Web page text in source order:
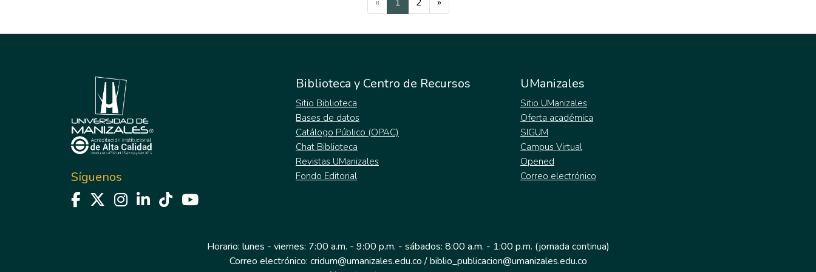
Síguenos
Biblioteca y Centro de Recursos
Sitio Biblioteca
Bases de datos
Catálogo Público (OPAC)
Chat Biblioteca
Revistas UManizales
Fondo Editorial
UManizales
Sitio UManizales
Oferta académica
SIGUM
Campus Virtual
Opened
Correo electrónico
Horario: lunes - viernes: 7:00 a.m. - 9:00 p.m. - sábados: 8:00 a.m. - 1:00 p.m. (jornada continua)
Correo electrónico: cridum@umanizales.edu.co / biblio_publicacion@umanizales.edu.co